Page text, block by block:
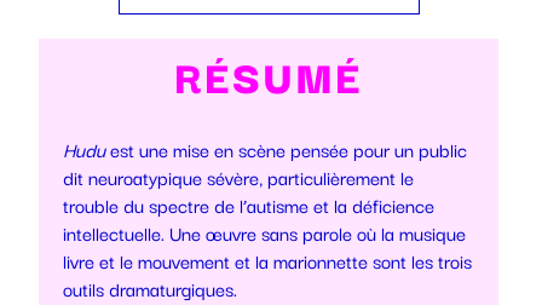
RÉSUMÉ
Huduest une mise en scène pensée pour un public
dit neuroatypique sévère, particulièrement le
trouble du spectre de l’autisme et la déficience
intellectuelle. Une œuvre sans parole où la musique
livre et le mouvement et la marionnette sont les trois
outils dramaturgiques.